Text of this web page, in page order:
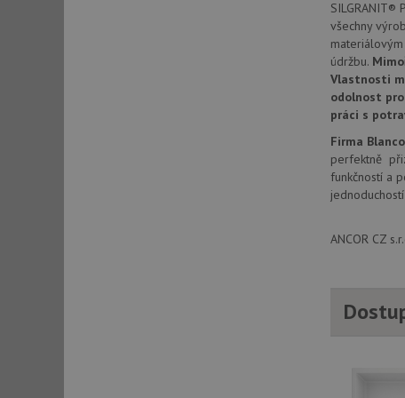
SILGRANIT®
všechny
údržbu.
Vlastnosti
odolnost
práci s
Firma Blanco
perfektně
funkčností a
ANCOR CZ
test_cookie
_gcl_au
__Secure-